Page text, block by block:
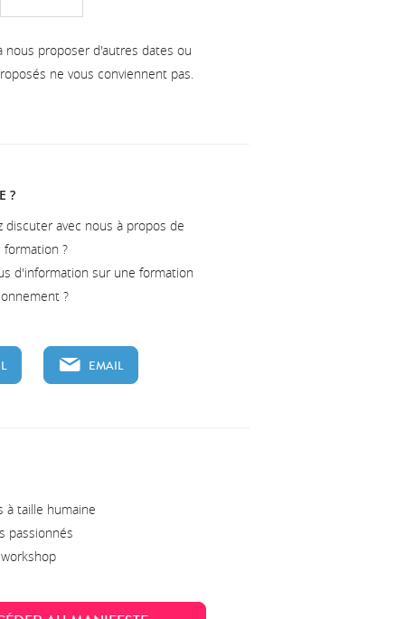
nous proposer d'autres dates ou
ne vous conviennent pas.
?
discuter avec nous à propos de
?
d'information sur une formation
?
EMAIL
à taille humaine
passionnés